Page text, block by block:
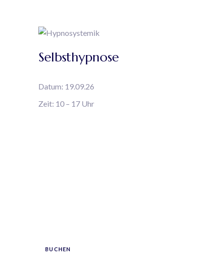
Selbsthypnose
Datum: 19.09.26
Zeit: 10 – 17 Uhr
BUCHEN